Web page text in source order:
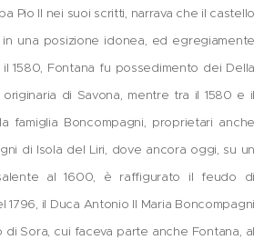
Pio II nei suoi scritti, narrava che il castello
una posizione idonea, ed egregiamente
1580, Fontana fu possedimento dei Della
di Savona, mentre tra il 1580 e il
famiglia Boncompagni, proprietari anche
di Isola del Liri, dove ancora oggi, su un
al 1600, è raffigurato il feudo di
1796, il Duca Antonio II Maria Boncompagni
Sora, cui faceva parte anche Fontana, al